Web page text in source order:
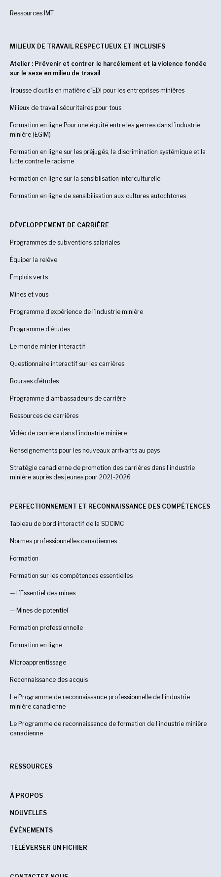
Ressources IMT
MILIEUX DE TRAVAIL RESPECTUEUX ET INCLUSIFS
Atelier : Prévenir et contrer le harcèlement et la violence fondée
sur le sexe en milieu de travail
Trousse d’outils en matière d’EDI pour les entreprises minières
Milieux de travail sécuritaires pour tous
Formation en ligne Pour une équité entre les genres dans l’industrie
minière (EGIM)
Formation en ligne sur les préjugés, la discrimination systémique et la
lutte contre le racisme
Formation en ligne sur la sensiblisation interculturelle
Formation en ligne de sensibilisation aux cultures autochtones
DÉVELOPPEMENT DE CARRIÈRE
Programmes de subventions salariales
Équiper la relève
Emplois verts
Mines et vous
Programme d’expérience de l’industrie minière
Programme d’études
Le monde minier interactif
Questionnaire interactif sur les carrières
Bourses d’études
Programme d’ambassadeurs de carrière
Ressources de carrières
Vidéo de carrière dans l’industrie minière
Renseignements pour les nouveaux arrivants au pays
Stratégie canadienne de promotion des carrières dans l’industrie
minière auprès des jeunes pour 2021-2026
PERFECTIONNEMENT ET RECONNAISSANCE DES COMPÉTENCES
Tableau de bord interactif de la SDCIMC
Normes professionnelles canadiennes
Formation
Formation sur les compétences essentielles
— L’Essentiel des mines
— Mines de potentiel
Formation professionnelle
Formation en ligne
Microapprentissage
Reconnaissance des acquis
Le Programme de reconnaissance professionnelle de l’industrie
minière canadienne
Le Programme de reconnaissance de formation de l’industrie minière
canadienne
RESSOURCES
À PROPOS
NOUVELLES
ÉVÉNEMENTS
TÉLÉVERSER UN FICHIER